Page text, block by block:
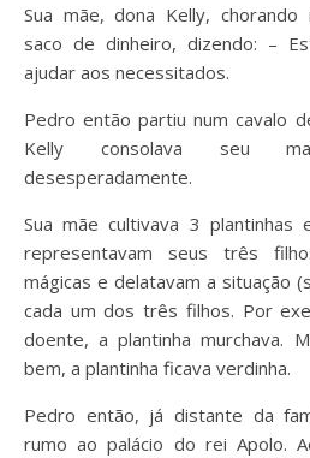
Sua mãe, dona Kelly,
saco de dinheiro, dizendo: –
ajudar aos necessitados.
Pedro então partiu num cavalo
Kelly consolava seu
desesperadamente.
Sua mãe cultivava 3
representavam seus três
mágicas e delatavam a situação
cada um dos três filhos. Por
doente, a plantinha murchava.
bem, a plantinha ficava verdinha.
Pedro então, já distante da
rumo ao palácio do rei Apolo.